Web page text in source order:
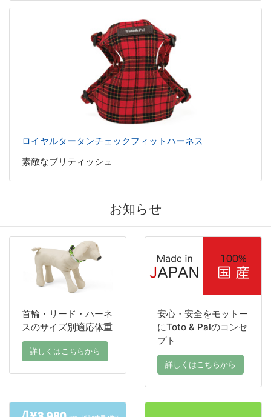
ロイヤルタータンチェックフィットハーネス
素敵なブリティッシュ
お知らせ
首輪・リード・ハーネ
スのサイズ別適応体重
詳しくはこちらから
安心・安全をモットー
にToto & Palのコンセ
プト
詳しくはこちらから